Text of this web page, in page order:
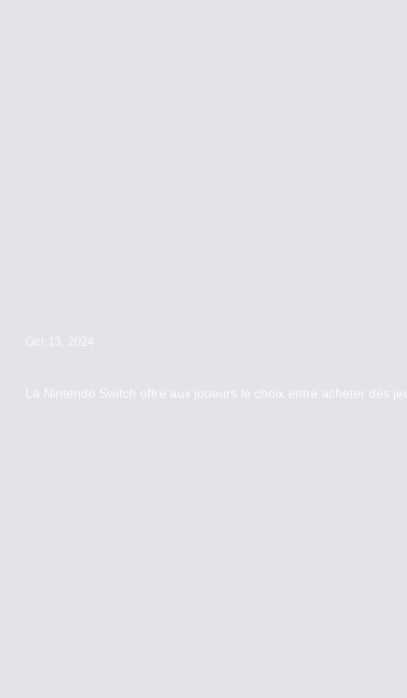
Oct 13, 2024
La Nintendo Switch offre aux joueurs le choix entre acheter des